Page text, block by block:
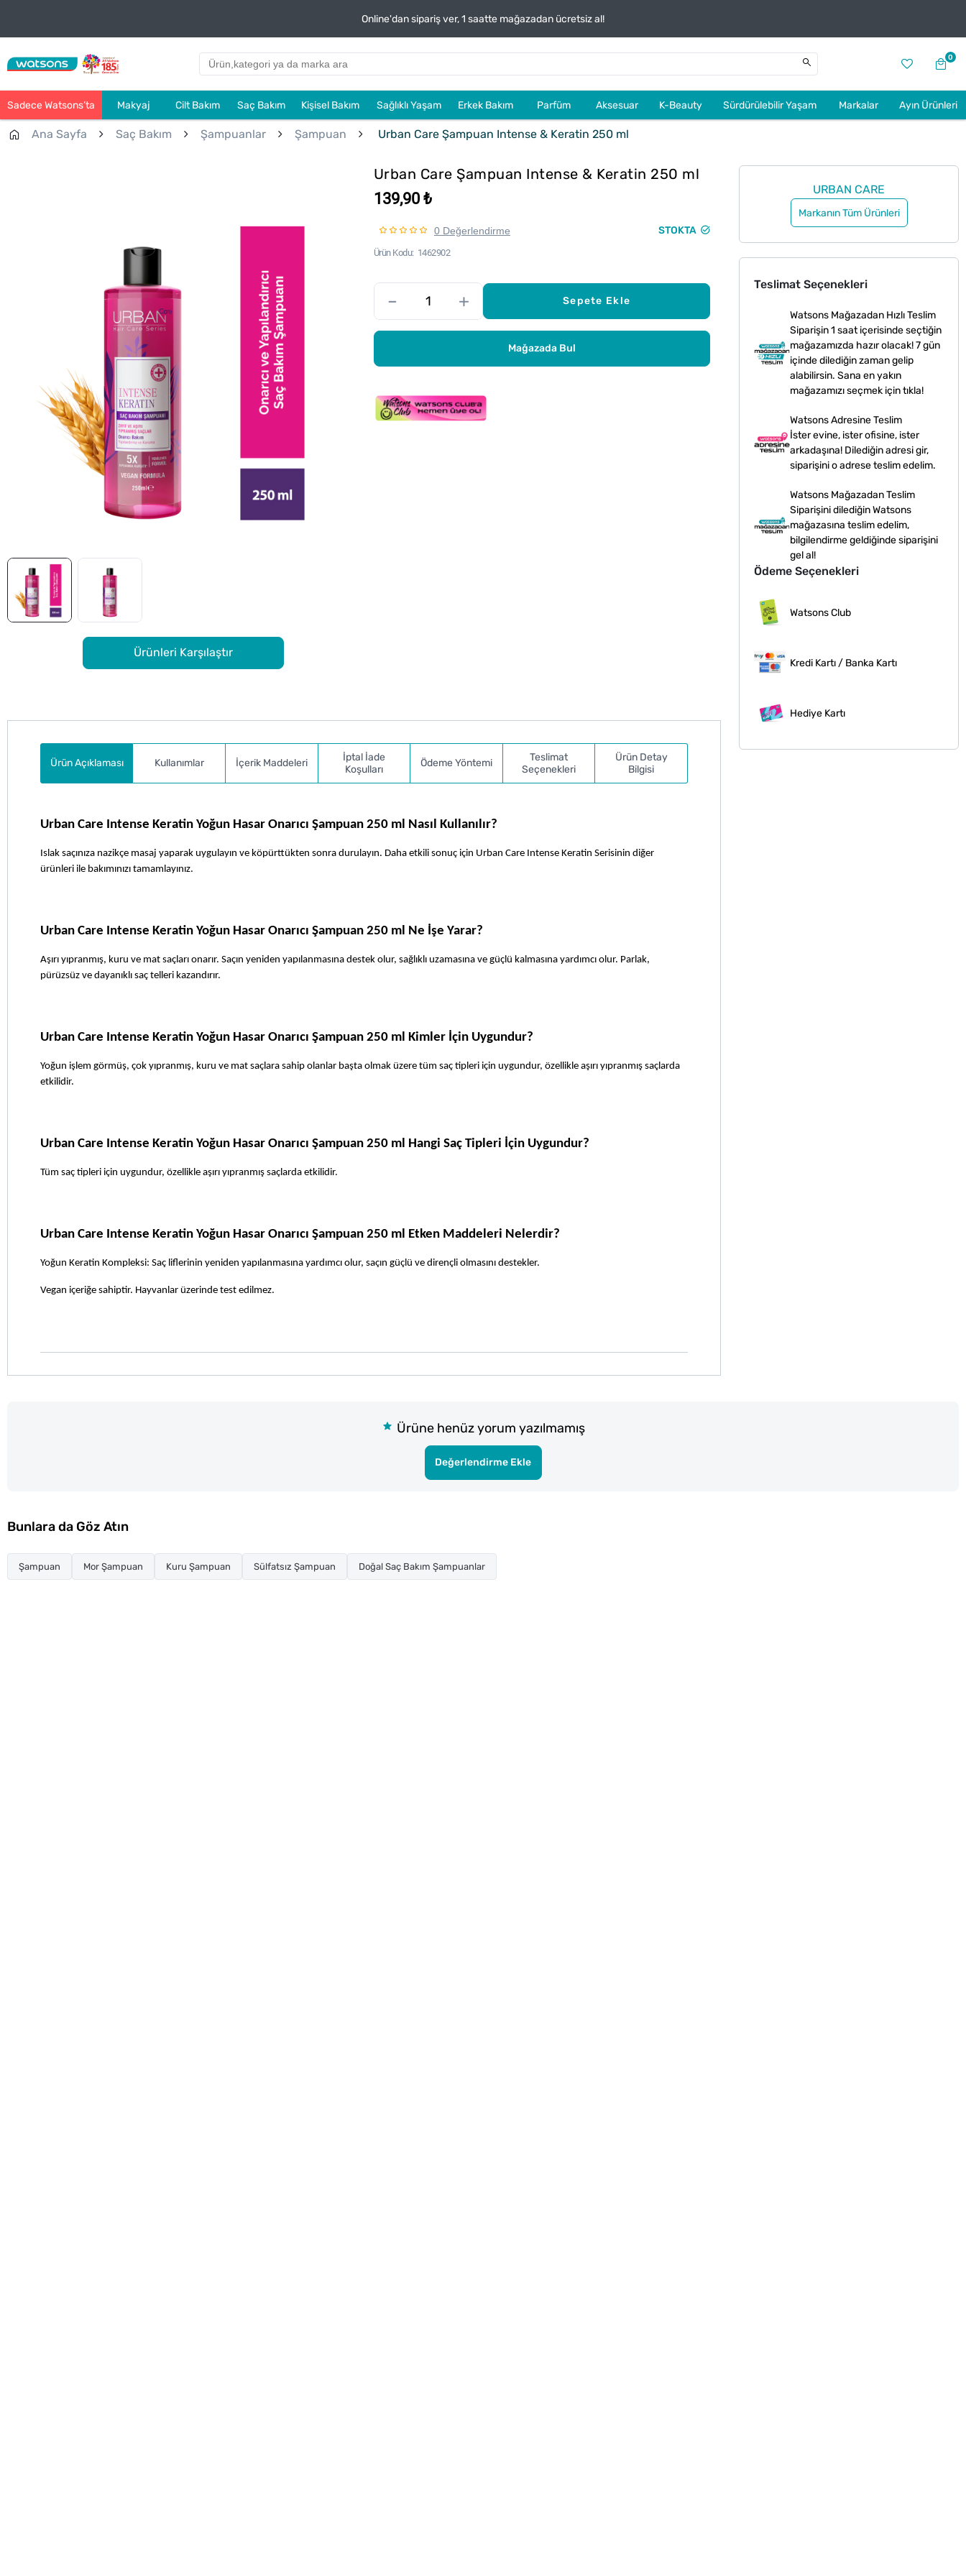
Online'dan sipariş ver, 1 saatte mağazadan ücretsiz al!
0
Sadece Watsons’ta Makyaj Cilt Bakım Saç Bakım Kişisel Bakım Sağlıklı Yaşam Erkek Bakım Parfüm Aksesuar K-Beauty Sürdürülebilir Yaşam Markalar Ayın Ürünleri
Ana Sayfa Saç Bakım Şampuanlar Şampuan Urban Care Şampuan Intense & Keratin 250 ml
Ürünleri Karşılaştır
Urban Care Şampuan Intense & Keratin 250 ml
139,90 ₺
0 Değerlendirme STOKTA
Ürün Kodu 1462902
– + Sepete Ekle
Mağazada Bul
URBAN CARE
Markanın Tüm Ürünleri
Teslimat Seçenekleri
Watsons Mağazadan Hızlı Teslim
Siparişin 1 saat içerisinde seçtiğin
mağazamızda hazır olacak! 7 gün
içinde dilediğin zaman gelip
alabilirsin. Sana en yakın
mağazamızı seçmek için tıkla!
Watsons Adresine Teslim
İster evine, ister ofisine, ister
arkadaşına! Dilediğin adresi gir,
siparişini o adrese teslim edelim.
Watsons Mağazadan Teslim
Siparişini dilediğin Watsons
mağazasına teslim edelim,
bilgilendirme geldiğinde siparişini
gel al!
Ödeme Seçenekleri
Watsons Club
Kredi Kartı / Banka Kartı
Hediye Kartı
Ürün Açıklaması Kullanımlar İçerik Maddeleri
İptal İade
Koşulları
Ödeme Yöntemi
Teslimat
Seçenekleri
Ürün Detay
Bilgisi
Urban Care Intense Keratin Yoğun Hasar Onarıcı Şampuan 250 ml Nasıl Kullanılır?
Islak saçınıza nazikçe masaj yaparak uygulayın ve köpürttükten sonra durulayın. Daha etkili sonuç için Urban Care Intense Keratin Serisinin diğer
ürünleri ile bakımınızı tamamlayınız.
Urban Care Intense Keratin Yoğun Hasar Onarıcı Şampuan 250 ml Ne İşe Yarar?
Aşırı yıpranmış, kuru ve mat saçları onarır. Saçın yeniden yapılanmasına destek olur, sağlıklı uzamasına ve güçlü kalmasına yardımcı olur. Parlak,
pürüzsüz ve dayanıklı saç telleri kazandırır.
Urban Care Intense Keratin Yoğun Hasar Onarıcı Şampuan 250 ml Kimler İçin Uygundur?
Yoğun işlem görmüş, çok yıpranmış, kuru ve mat saçlara sahip olanlar başta olmak üzere tüm saç tipleri için uygundur, özellikle aşırı yıpranmış saçlarda
etkilidir.
Urban Care Intense Keratin Yoğun Hasar Onarıcı Şampuan 250 ml Hangi Saç Tipleri İçin Uygundur?
Tüm saç tipleri için uygundur, özellikle aşırı yıpranmış saçlarda etkilidir.
Urban Care Intense Keratin Yoğun Hasar Onarıcı Şampuan 250 ml Etken Maddeleri Nelerdir?
Yoğun Keratin Kompleksi: Saç liflerinin yeniden yapılanmasına yardımcı olur, saçın güçlü ve dirençli olmasını destekler.
Vegan içeriğe sahiptir. Hayvanlar üzerinde test edilmez.
Ürüne henüz yorum yazılmamış
Değerlendirme Ekle
Bunlara da Göz Atın
Şampuan Mor Şampuan Kuru Şampuan Sülfatsız Şampuan Doğal Saç Bakım Şampuanlar